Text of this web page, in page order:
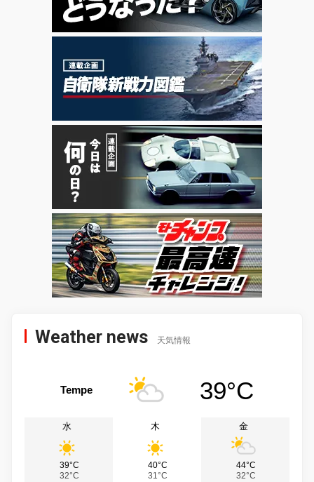
Weather news 天気情報
Tempe 39°C
水
39°C
32°C
木
40°C
31°C
金
44°C
32°C